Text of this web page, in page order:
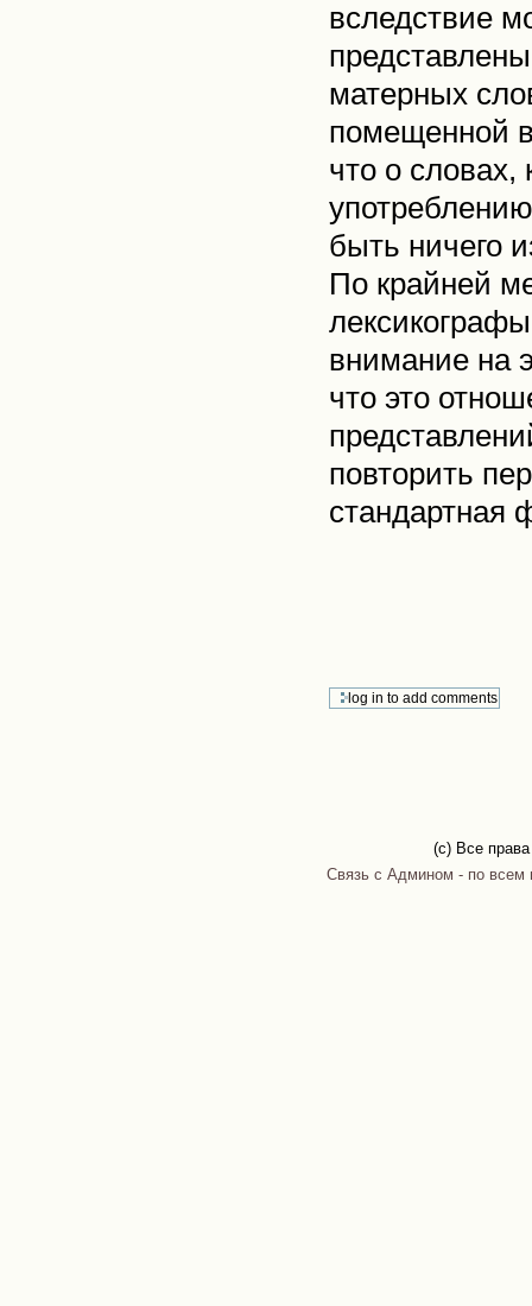
вследствие
матерных
помещенной в
что о
быть ничего
По крайней
внимание на
что это
повторить
стандартная
(c) Все
Связь с Админом - по всем